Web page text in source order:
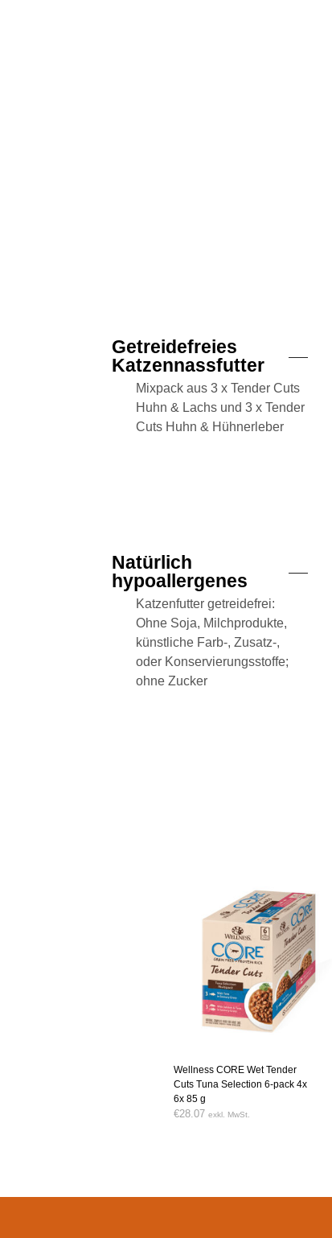
Getreidefreies
Katzennassfutter
Mixpack aus 3 x Tender Cuts
Huhn & Lachs und 3 x Tender
Cuts Huhn & Hühnerleber
Natürlich
hypoallergenes
Katzenfutter getreidefrei:
Ohne Soja, Milchprodukte,
künstliche Farb-, Zusatz-,
oder Konservierungsstoffe;
ohne Zucker
Wellness CORE Wet Tender
Cuts Tuna Selection 6-pack 4x
6x 85 g
€28.07 exkl. MwSt.